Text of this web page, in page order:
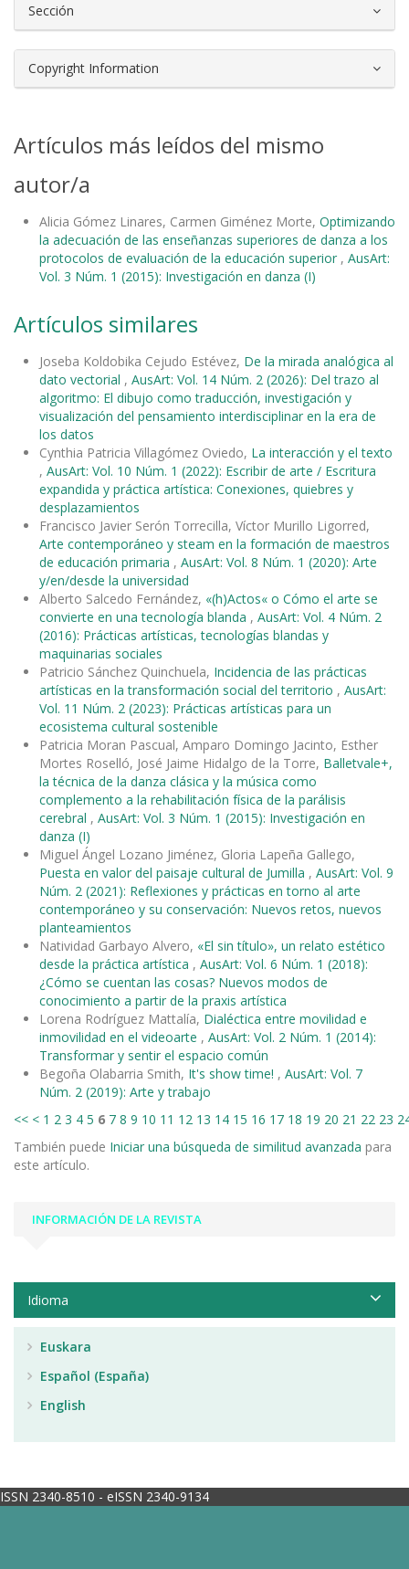
Sección
Copyright Information
Artículos más leídos del mismo
autor/a
Alicia Gómez Linares, Carmen Giménez Morte, Optimizando
la adecuación de las enseñanzas superiores de danza a los
protocolos de evaluación de la educación superior , AusArt:
Vol. 3 Núm. 1 (2015): Investigación en danza (I)
Artículos similares
Joseba Koldobika Cejudo Estévez, De la mirada analógica al
dato vectorial , AusArt: Vol. 14 Núm. 2 (2026): Del trazo al
algoritmo: El dibujo como traducción, investigación y
visualización del pensamiento interdisciplinar en la era de
los datos
Cynthia Patricia Villagómez Oviedo, La interacción y el texto
, AusArt: Vol. 10 Núm. 1 (2022): Escribir de arte / Escritura
expandida y práctica artística: Conexiones, quiebres y
desplazamientos
Francisco Javier Serón Torrecilla, Víctor Murillo Ligorred,
Arte contemporáneo y steam en la formación de maestros
de educación primaria , AusArt: Vol. 8 Núm. 1 (2020): Arte
y/en/desde la universidad
Alberto Salcedo Fernández, «(h)Actos« o Cómo el arte se
convierte en una tecnología blanda , AusArt: Vol. 4 Núm. 2
(2016): Prácticas artísticas, tecnologías blandas y
maquinarias sociales
Patricio Sánchez Quinchuela, Incidencia de las prácticas
artísticas en la transformación social del territorio , AusArt:
Vol. 11 Núm. 2 (2023): Prácticas artísticas para un
ecosistema cultural sostenible
Patricia Moran Pascual, Amparo Domingo Jacinto, Esther
Mortes Roselló, José Jaime Hidalgo de la Torre, Balletvale+,
la técnica de la danza clásica y la música como
complemento a la rehabilitación física de la parálisis
cerebral , AusArt: Vol. 3 Núm. 1 (2015): Investigación en
danza (I)
Miguel Ángel Lozano Jiménez, Gloria Lapeña Gallego,
Puesta en valor del paisaje cultural de Jumilla , AusArt: Vol. 9
Núm. 2 (2021): Reflexiones y prácticas en torno al arte
contemporáneo y su conservación: Nuevos retos, nuevos
planteamientos
Natividad Garbayo Alvero, «El sin título», un relato estético
desde la práctica artística , AusArt: Vol. 6 Núm. 1 (2018):
¿Cómo se cuentan las cosas? Nuevos modos de
conocimiento a partir de la praxis artística
Lorena Rodríguez Mattalía, Dialéctica entre movilidad e
inmovilidad en el videoarte , AusArt: Vol. 2 Núm. 1 (2014):
Transformar y sentir el espacio común
Begoña Olabarria Smith, It's show time! , AusArt: Vol. 7
Núm. 2 (2019): Arte y trabajo
<< < 1 2 3 4 5 6 7 8 9 10 11 12 13 14 15 16 17 18 19 20 21 22 23
También puede Iniciar una búsqueda de similitud avanzada para
este artículo.
INFORMACIÓN DE LA REVISTA
Idioma
Euskara
Español (España)
English
ISSN 2340-8510 - eISSN 2340-9134